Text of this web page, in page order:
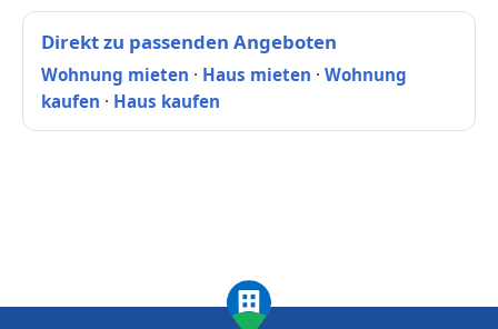
Direkt zu passenden Angeboten
Wohnung mieten · Haus mieten · Wohnung
kaufen · Haus kaufen